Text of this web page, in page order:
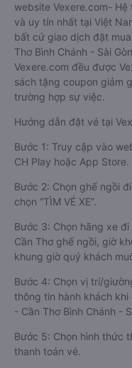
website Vexere.com-
và uy tín nhất tại Việt
bất cứ giao dịch đặt
Thơ Bình Chánh - Sài
Vexere.com đều được
sách tặng coupon giảm
trường hợp sự việc.
Hướng dẫn đặt vé tại
Bước 1: Truy cập vào
CH Play hoặc App Store.
Bước 2: Chọn ghế ngồi
chọn “TÌM VÉ XE”.
Bước 3: Chọn hãng xe
Cần Thơ ghế ngồi, giờ
khung giờ quý khách
Bước 4: Chọn vị trí/
thông tin hành khách
- Cần Thơ Bình Chánh -
Bước 5: Chọn hình thức
thanh toán vé.